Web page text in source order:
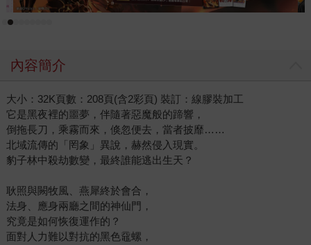
內容簡介
大小：32K頁數：208頁(含2彩頁) 裝訂：線膠裝加工
它是黑夜裡的噩夢，伴隨著惡魔般的蹄響，
倒拖長刀，乘霧而來，倏忽便去，當者披靡……
北域流傳的「罔象」異說，赫然侵入現實。
豹子林中殺劫數變，最終誰能逃出生天？
耿照與闕牧風、燕犀終於會合，
法身、應身兩廳之間的神仙門，
究竟是如何恢復運作的？
面對人力難以對抗的黑色黿螺，